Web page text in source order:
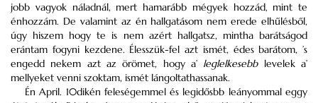
jobb vagyok náladnál, mert hamarább mégyek hozzád, mint te
énhozzám. De valamint az én hallgatásom nem erede elhűlésből,
úgy hiszem hogy te is nem azért hallgatsz, mintha barátságod
erántam fogyni kezdene. Élesszük-fel azt ismét, édes barátom, ’s
engedd nekem azt az örömet, hogy a’ leglelkesebblevelek a’
mellyeket venni szoktam, ismét lángoltathassanak.
Én April. 10dikén feleségemmel és legidősbb leányommal eggy